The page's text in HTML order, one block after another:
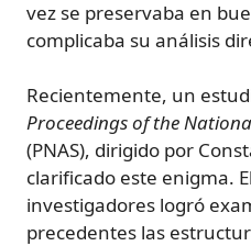
vez se preservaba en
complicaba su análisis
Recientemente, un
Proceedings of the
(PNAS), dirigido por
clarificado este enigma.
investigadores logró
precedentes las